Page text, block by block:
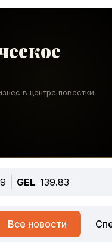
GEL 139.83
Все новости